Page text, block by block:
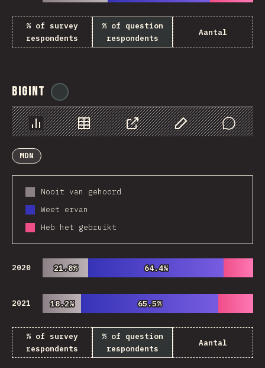
% of survey
respondents
% of question
respondents
Aantal
BigInt
Chart Data Share Customize Data
Comments
MDN
Nooit van gehoord
Weet ervan
Heb het gebruikt
2020 21.8%
21.8% 64.4%
64.4%
2021 18.2%
18.2% 65.5%
65.5%
% of survey
respondents
% of question
respondents
Aantal